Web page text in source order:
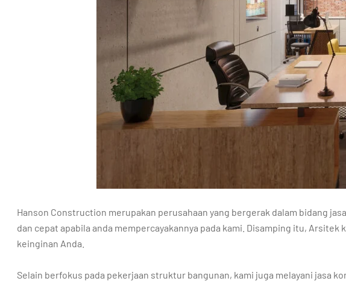
Hanson Construction merupakan perusahaan yang bergerak dalam bidang
dan cepat apabila anda mempercayakannya pada kami. Disamping itu,
keinginan Anda.
Selain berfokus pada pekerjaan struktur bangunan, kami juga melayani jasa